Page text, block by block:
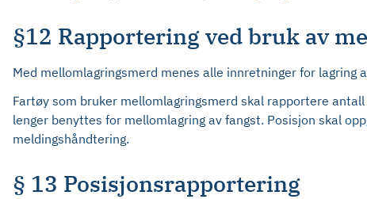
§12 Rapportering ved bruk av
Med mellomlagringsmerd menes alle innretninger for lagring
Fartøy som bruker mellomlagringsmerd skal rapportere
lenger benyttes for mellomlagring av fangst. Posisjon skal
meldingshåndtering.
§ 13 Posisjonsrapportering